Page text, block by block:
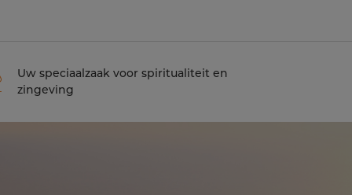
Uw speciaalzaak voor spiritualiteit en
zingeving